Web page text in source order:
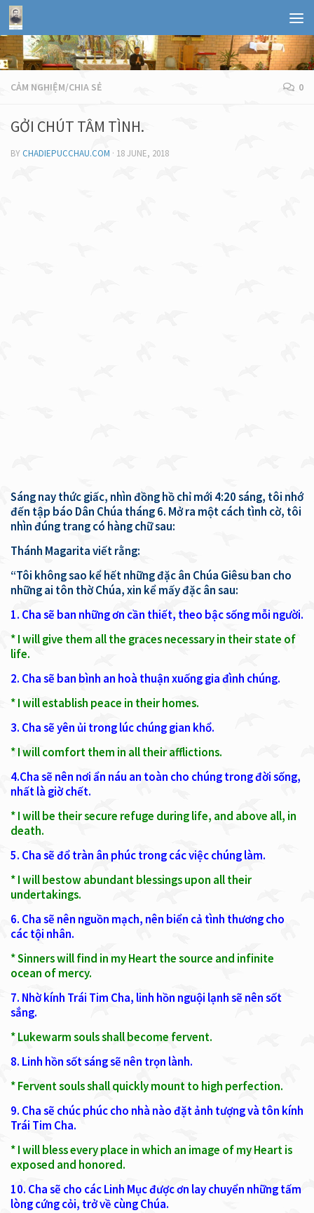
CẢM NGHIỆM/CHIA SẺ 0
GỞI CHÚT TÂM TÌNH.
BY CHADIEPUCCHAU.COM · 18 JUNE, 2018
Sáng nay thức giấc, nhìn đồng hồ chỉ mới 4:20 sáng, tôi nhớ
đến tập báo Dân Chúa tháng 6. Mở ra một cách tình cờ, tôi
nhìn đúng trang có hàng chữ sau:
Thánh Magarita viết rằng:
“Tôi không sao kể hết những đặc ân Chúa Giêsu ban cho
những ai tôn thờ Chúa, xin kể mấy đặc ân sau:
1. Cha sẽ ban những ơn cần thiết, theo bậc sống mỗi người.
* I will give them all the graces necessary in their state of
life.
2. Cha sẽ ban bình an hoà thuận xuống gia đình chúng.
* I will establish peace in their homes.
3. Cha sẽ yên ủi trong lúc chúng gian khổ.
* I will comfort them in all their afflictions.
4.Cha sẽ nên nơi ẩn náu an toàn cho chúng trong đời sống,
nhất là giờ chết.
* I will be their secure refuge during life, and above all, in
death.
5. Cha sẽ đổ tràn ân phúc trong các việc chúng làm.
* I will bestow abundant blessings upon all their
undertakings.
6. Cha sẽ nên nguồn mạch, nên biển cả tình thương cho
các tội nhân.
* Sinners will find in my Heart the source and infinite
ocean of mercy.
7. Nhờ kính Trái Tim Cha, linh hồn nguội lạnh sẽ nên sốt
sắng.
* Lukewarm souls shall become fervent.
8. Linh hồn sốt sáng sẽ nên trọn lành.
* Fervent souls shall quickly mount to high perfection.
9. Cha sẽ chúc phúc cho nhà nào đặt ảnh tượng và tôn kính
Trái Tim Cha.
* I will bless every place in which an image of my Heart is
exposed and honored.
10. Cha sẽ cho các Linh Mục được ơn lay chuyển những tấm
lòng cứng cỏi, trở về cùng Chúa.